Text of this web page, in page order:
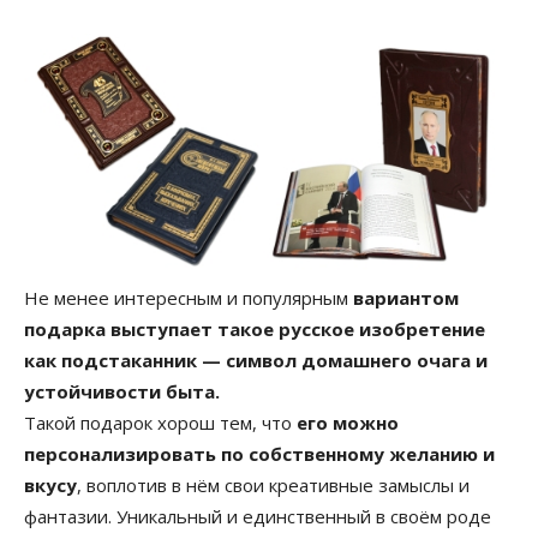
Не менее интересным и популярным вариантом
подарка выступает такое русское изобретение
как подстаканник — символ домашнего очага и
устойчивости быта.
Такой подарок хорош тем, что его можно
персонализировать по собственному желанию и
вкусу, воплотив в нём свои креативные замыслы и
фантазии. Уникальный и единственный в своём роде